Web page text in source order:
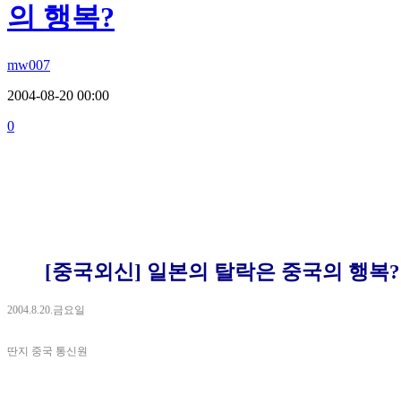
의 행복?
mw007
2004-08-20 00:00
0
[중국외신] 일본의 탈락은 중국의 행복?
2004.8.20.금요일
딴지 중국 통신원